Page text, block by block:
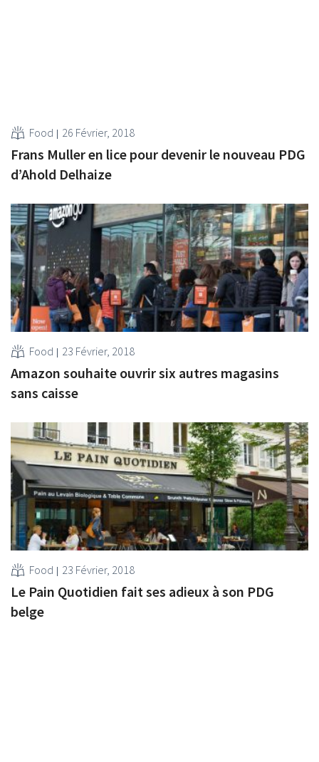
Food 26 Février, 2018
Frans Muller en lice pour devenir le nouveau PDG
d’Ahold Delhaize
Food 23 Février, 2018
Amazon souhaite ouvrir six autres magasins
sans caisse
Food 23 Février, 2018
Le Pain Quotidien fait ses adieux à son PDG
belge